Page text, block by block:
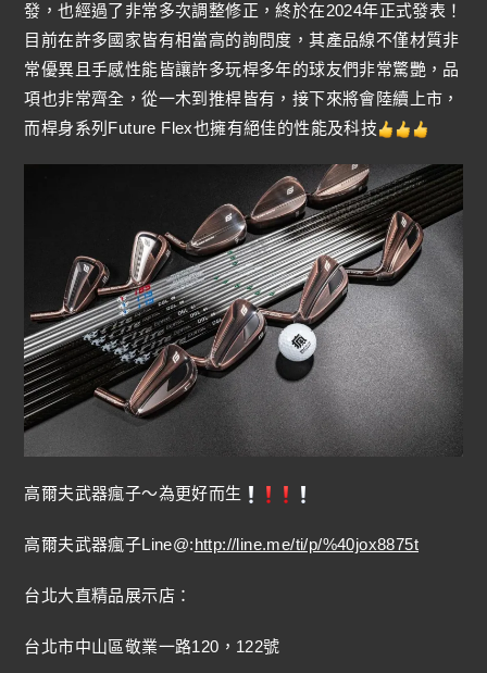
發，也經過了非常多次調整修正，終於在2024年正式發表！
目前在許多國家皆有相當高的詢問度，其產品線不僅材質非
常優異且手感性能皆讓許多玩桿多年的球友們非常驚艷，品
項也非常齊全，從一木到推桿皆有，接下來將會陸續上市，
而桿身系列Future Flex也擁有絕佳的性能及科技
高爾夫武器瘋子～為更好而生
高爾夫武器瘋子Line@:http://line.me/ti/p/%40jox8875t
台北大直精品展示店：
台北市中山區敬業一路120，122號